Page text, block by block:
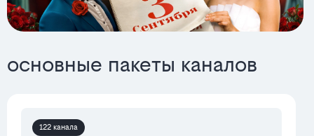
основные пакеты каналов
122 канала